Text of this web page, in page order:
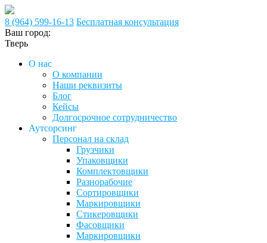
8 (964) 599-16-13 Бесплатная консультация
Ваш город:
Тверь
О нас
О компании
Наши реквизиты
Блог
Кейсы
Долгосрочное сотрудничество
Аутсорсинг
Персонал на склад
Грузчики
Упаковщики
Комплектовщики
Разнорабочие
Сортировщики
Маркировщики
Стикеровщики
Фасовщики
Маркировщики